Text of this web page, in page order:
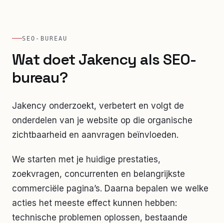
SEO-BUREAU
Wat doet Jakency als SEO-
bureau?
Jakency onderzoekt, verbetert en volgt de
onderdelen van je website op die organische
zichtbaarheid en aanvragen beïnvloeden.
We starten met je huidige prestaties,
zoekvragen, concurrenten en belangrijkste
commerciële pagina’s. Daarna bepalen we welke
acties het meeste effect kunnen hebben:
technische problemen oplossen, bestaande